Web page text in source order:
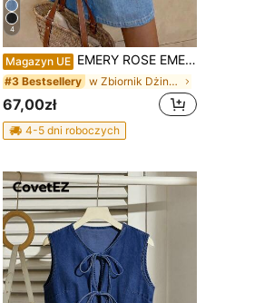
4
Magazyn UE EMERY ROSE EMERY ROSE Damska casualowa sukienka jeansowa bez rękawów na wakacje
#3 Bestsellery w Zbiornik Dżinsy damskie
67,00zł
4-5 dni roboczych